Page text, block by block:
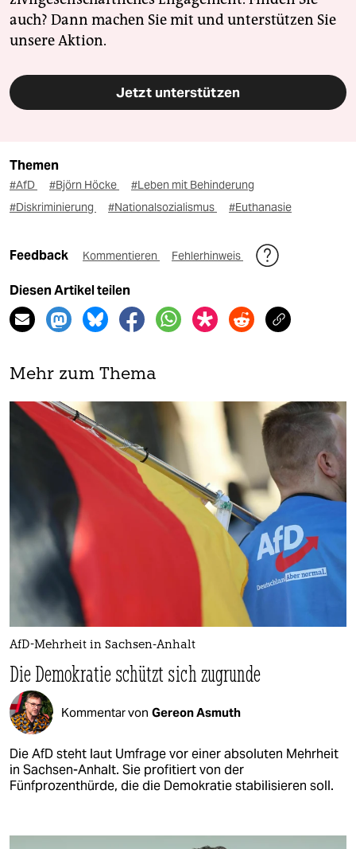
auch? Dann machen Sie mit und unterstützen Sie
unsere Aktion.
Jetzt unterstützen
Themen
#AfD #Björn Höcke
#Leben mit Behinderung
#Diskriminierung
#Nationalsozialismus #Euthanasie
Feedback Kommentieren Fehlerhinweis
Diesen Artikel teilen
Mehr zum Thema
AfD-Mehrheit in Sachsen-Anhalt
Die Demokratie schützt sich zugrunde
Kommentar von Gereon Asmuth
Die AfD steht laut Umfrage vor einer absoluten Mehrheit
in Sachsen-Anhalt. Sie profitiert von der
Fünfprozenthürde, die die Demokratie stabilisieren soll.